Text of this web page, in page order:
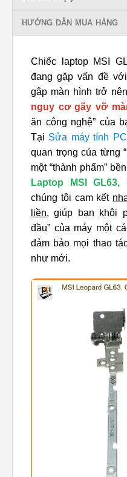
HƯỚNG DẪN MUA HÀNG
Chiếc laptop MSI
đang gặp vấn đề
gập màn hình trở
nguy cơ gãy vỡ
ăn công nghệ” của
Tại Sửa máy tính PCI
quan trọng của từng
một “thành phẩm”
Laptop MSI GL63,
chúng tôi cam kết
liền, giúp bạn khôi
đầu” của máy một
đảm bảo mọi thao
như mới.